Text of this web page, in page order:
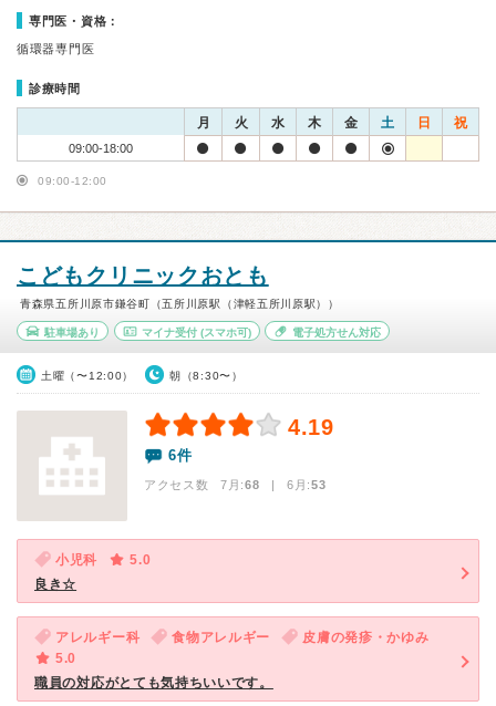
専門医・資格：
循環器専門医
診療時間
月 火 水 木 金 土 日 祝
09:00-18:00
09:00-12:00
こどもクリニックおとも
青森県五所川原市鎌谷町（五所川原駅（津軽五所川原駅））
駐車場あり マイナ受付(スマホ可) 電子処方せん対応
土曜（〜12:00） 朝（8:30〜）
4.19
6件
アクセス数 7月:68 | 6月:53
小児科
5.0
良き☆
アレルギー科 食物アレルギー
皮膚の発疹・かゆみ
5.0
職員の対応がとても気持ちいいです。